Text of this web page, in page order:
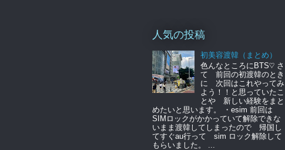
人気の投稿
初美容渡韓（まとめ）
色んなところにBTS♡ さ
て 前回の初渡韓のとき
に 次回はこれやってみ
よう！！と思っていたこ
とや 新しい経験をまと
めたいと思います。 ・esim 前回は
SIMロックがかかっていて解除できな
いまま渡韓してしまったので 帰国し
てすぐau行って sim ロック解除して
もらいました。 ...